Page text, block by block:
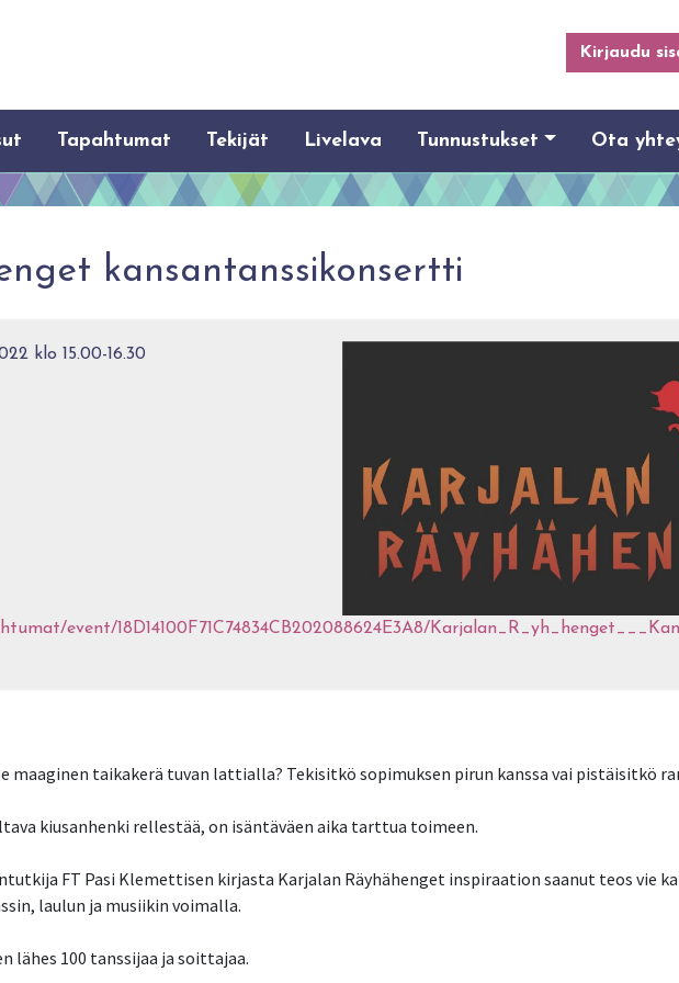
Kirjaudu
Tapahtumat Tekijät Livelava Tunnustukset Ota
kansantanssikonsertti
klo 15.00-16.30
event/18D14100F71C74834CB202088624E3A8/
maaginen taikakerä tuvan lattialla? Tekisitkö sopimuksen pirun kanssa vai pistäisitkö
kiusanhenki rellestää, on isäntäväen aika tarttua toimeen.
FT Pasi Klemettisen kirjasta Karjalan Räyhähenget inspiraation saanut teos vie
laulun ja musiikin voimalla.
lähes 100 tanssijaa ja soittajaa.